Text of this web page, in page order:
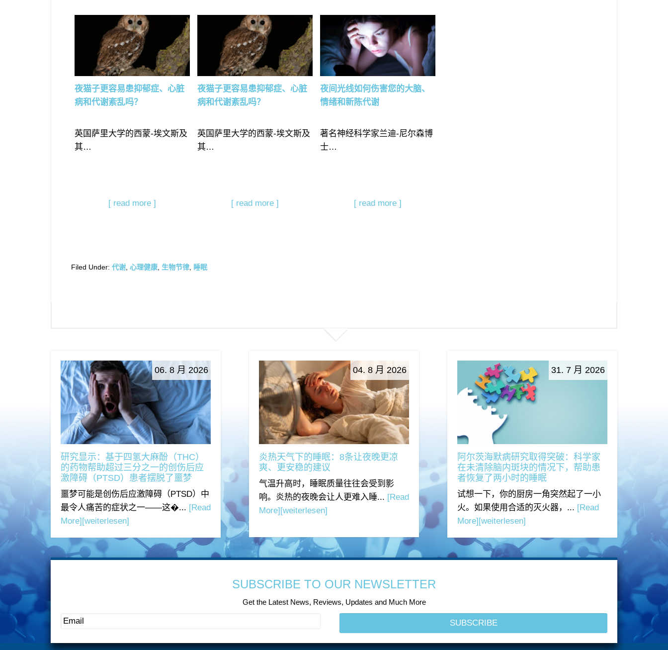
夜猫子更容易患抑郁症、心脏
病和代谢紊乱吗？
英国萨里大学的西蒙-埃文斯及
其…
[ read more ]
夜猫子更容易患抑郁症、心脏
病和代谢紊乱吗？
英国萨里大学的西蒙-埃文斯及
其…
[ read more ]
夜间光线如何伤害您的大脑、
情绪和新陈代谢
著名神经科学家兰迪-尼尔森博
士…
[ read more ]
Filed Under: 代谢 心理健康 生物节律 睡眠
06. 8 月 2026
研究显示：基于四氢大麻酚（THC）
的药物帮助超过三分之一的创伤后应
激障碍（PTSD）患者摆脱了噩梦
噩梦可能是创伤后应激障碍（PTSD）中
最令人痛苦的症状之一——这�... [Read
More] [weiterlesen]
04. 8 月 2026
炎热天气下的睡眠：8条让夜晚更凉
爽、更安稳的建议
气温升高时，睡眠质量往往会受到影
响。炎热的夜晚会让人更难入睡... [Read
More] [weiterlesen]
31. 7 月 2026
阿尔茨海默病研究取得突破：科学家
在未清除脑内斑块的情况下，帮助患
者恢复了两小时的睡眠
试想一下，你的厨房一角突然起了一小
火。如果使用合适的灭火器，... [Read
More] [weiterlesen]
SUBSCRIBE TO OUR NEWSLETTER
Get the Latest News, Reviews, Updates and Much More